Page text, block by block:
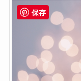
保存